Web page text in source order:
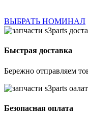
ВЫБРАТЬ НОМИНАЛ
Быстрая доставка
Бережно отправляем
Безопасная оплата